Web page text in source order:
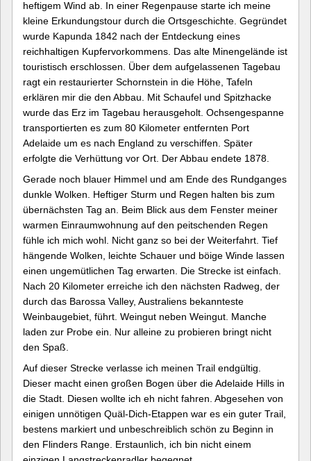
heftigem Wind ab. In einer Regenpause starte ich meine
kleine Erkundungstour durch die Ortsgeschichte. Gegründet
wurde Kapunda 1842 nach der Entdeckung eines
reichhaltigen Kupfervorkommens. Das alte Minengelände ist
touristisch erschlossen. Über dem aufgelassenen Tagebau
ragt ein restaurierter Schornstein in die Höhe, Tafeln
erklären mir die den Abbau. Mit Schaufel und Spitzhacke
wurde das Erz im Tagebau herausgeholt. Ochsengespanne
transportierten es zum 80 Kilometer entfernten Port
Adelaide um es nach England zu verschiffen. Später
erfolgte die Verhüttung vor Ort. Der Abbau endete 1878.
Gerade noch blauer Himmel und am Ende des Rundganges
dunkle Wolken. Heftiger Sturm und Regen halten bis zum
übernächsten Tag an. Beim Blick aus dem Fenster meiner
warmen Einraumwohnung auf den peitschenden Regen
fühle ich mich wohl. Nicht ganz so bei der Weiterfahrt. Tief
hängende Wolken, leichte Schauer und böige Winde lassen
einen ungemütlichen Tag erwarten. Die Strecke ist einfach.
Nach 20 Kilometer erreiche ich den nächsten Radweg, der
durch das Barossa Valley, Australiens bekannteste
Weinbaugebiet, führt. Weingut neben Weingut. Manche
laden zur Probe ein. Nur alleine zu probieren bringt nicht
den Spaß.
Auf dieser Strecke verlasse ich meinen Trail endgültig.
Dieser macht einen großen Bogen über die Adelaide Hills in
die Stadt. Diesen wollte ich eh nicht fahren. Abgesehen von
einigen unnötigen Quäl-Dich-Etappen war es ein guter Trail,
bestens markiert und unbeschreiblich schön zu Beginn in
den Flinders Range. Erstaunlich, ich bin nicht einem